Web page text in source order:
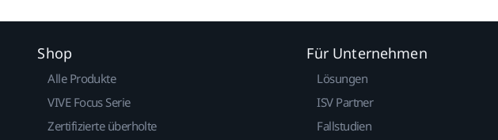
Shop
Alle Produkte
VIVE Focus Serie
Zertifizierte überholte
Für Unternehmen
Lösungen
ISV Partner
Fallstudien